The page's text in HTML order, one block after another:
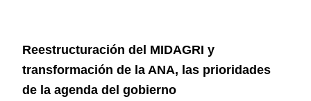
Reestructuración del MIDAGRI y
transformación de la ANA, las prioridades
de la agenda del gobierno